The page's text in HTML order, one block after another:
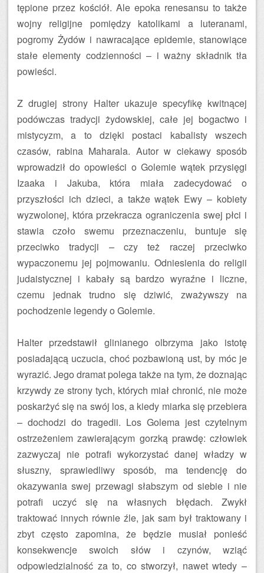
tępione przez kościół. Ale epoka renesansu to także
wojny religijne pomiędzy katolikami a luteranami,
pogromy Żydów i nawracające epidemie, stanowiące
stałe elementy codzienności – i ważny składnik tła
powieści.
Z drugiej strony Halter ukazuje specyfikę kwitnącej
podówczas tradycji żydowskiej, całe jej bogactwo i
mistycyzm, a to dzięki postaci kabalisty wszech
czasów, rabina Maharala. Autor w ciekawy sposób
wprowadził do opowieści o Golemie wątek przysięgi
Izaaka i Jakuba, która miała zadecydować o
przyszłości ich dzieci, a także wątek Ewy – kobiety
wyzwolonej, która przekracza ograniczenia swej płci i
stawia czoło swemu przeznaczeniu, buntuje się
przeciwko tradycji – czy też raczej przeciwko
wypaczonemu jej pojmowaniu. Odniesienia do religii
judaistycznej i kabały są bardzo wyraźne i liczne,
czemu jednak trudno się dziwić, zważywszy na
pochodzenie legendy o Golemie.
Halter przedstawił glinianego olbrzyma jako istotę
posiadającą uczucia, choć pozbawioną ust, by móc je
wyrazić. Jego dramat polega także na tym, że doznając
krzywdy ze strony tych, których miał chronić, nie może
poskarżyć się na swój los, a kiedy miarka się przebiera
– dochodzi do tragedii. Los Golema jest czytelnym
ostrzeżeniem zawierającym gorzką prawdę: człowiek
zazwyczaj nie potrafi wykorzystać danej władzy w
słuszny, sprawiedliwy sposób, ma tendencję do
okazywania swej przewagi słabszym od siebie i nie
potrafi uczyć się na własnych błędach. Zwykł
traktować innych równie źle, jak sam był traktowany i
zbyt często zapomina, że będzie musiał ponieść
konsekwencje swoich słów i czynów, wziąć
odpowiedzialność za to, co stworzył, nawet wtedy –